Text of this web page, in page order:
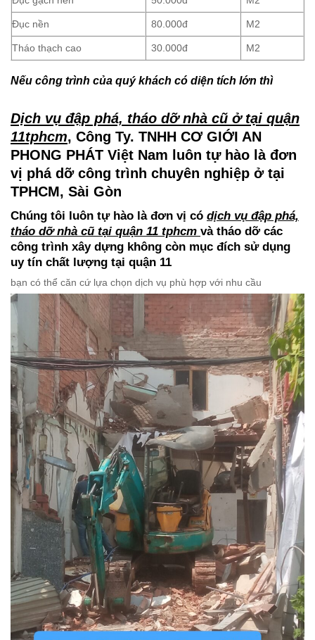
Đục gạch nền 50.000đ M2
Đục nền 80.000đ M2
Tháo thạch cao 30.000đ M2
Dịch vụ đập phá, tháo dỡ nhà cũ ở tại quận
11tphcm, Công Ty. TNHH CƠ GIỚI AN
PHONG PHÁT Việt Nam luôn tự hào là đơn
vị phá dỡ công trình chuyên nghiệp ở tại
Chúng tôi luôn tự hào là đơn vị códịch vụ đập phá,
tháo dỡ nhà cũ tại quận 11 tphcmvà tháo dỡ các
công trình xây dựng không còn mục đích sử dụng
uy tín chất lượng tại quận 11
bạn có thể căn cứ lựa chọn dịch vụ phù hợp với nhu cầu